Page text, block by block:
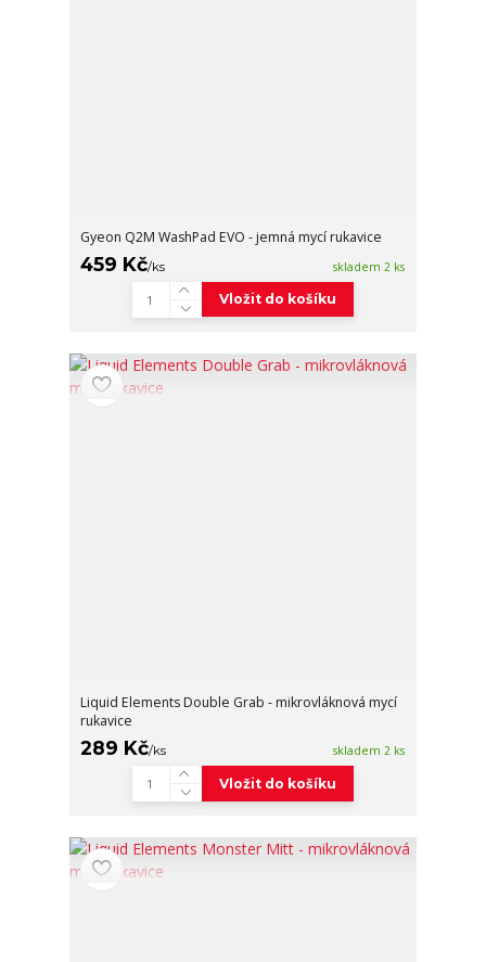
Gyeon Q2M WashPad EVO - jemná mycí rukavice
459 Kč/ks skladem 2 ks
Vložit do košíku
Liquid Elements Double Grab - mikrovláknová mycí
rukavice
289 Kč/ks skladem 2 ks
Vložit do košíku